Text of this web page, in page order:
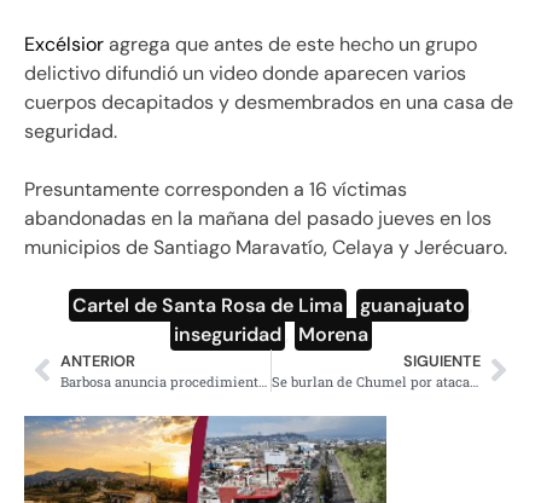
Excélsioragrega que antes de este hecho un grupo
delictivo difundió un video donde aparecen varios
cuerpos decapitados y desmembrados en una casa de
seguridad.
Presuntamente corresponden a 16 víctimas
abandonadas en la mañana del pasado jueves en los
municipios de Santiago Maravatío, Celaya y Jerécuaro.
Cartel de Santa Rosa de Lima guanajuato
inseguridad
Morena
ANTERIOR SIGUIENTE
Se burlan de Chumel por atacar a AMLO